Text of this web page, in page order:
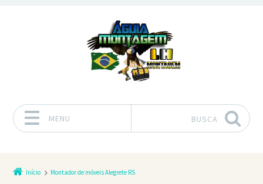
MENU BUSCA
Início Montador de móveis Alegrete RS